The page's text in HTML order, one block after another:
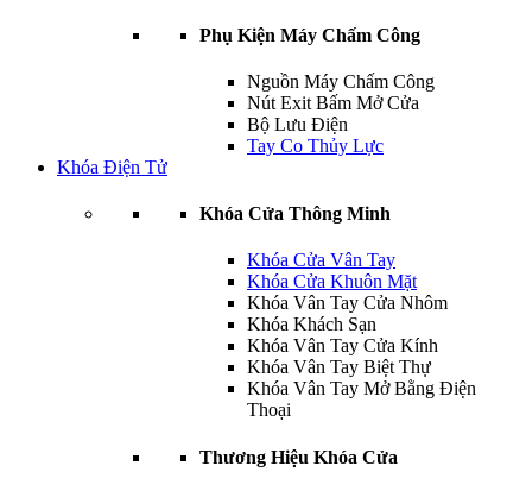
Phụ Kiện Máy Chấm Công
Nguồn Máy Chấm Công
Nút Exit Bấm Mở Cửa
Bộ Lưu Điện
Tay Co Thủy Lực
Khóa Điện Tử
Khóa Cửa Thông Minh
Khóa Cửa Vân Tay
Khóa Cửa Khuôn Mặt
Khóa Vân Tay Cửa Nhôm
Khóa Khách Sạn
Khóa Vân Tay Cửa Kính
Khóa Vân Tay Biệt Thự
Khóa Vân Tay Mở Bằng Điện
Thoại
Thương Hiệu Khóa Cửa